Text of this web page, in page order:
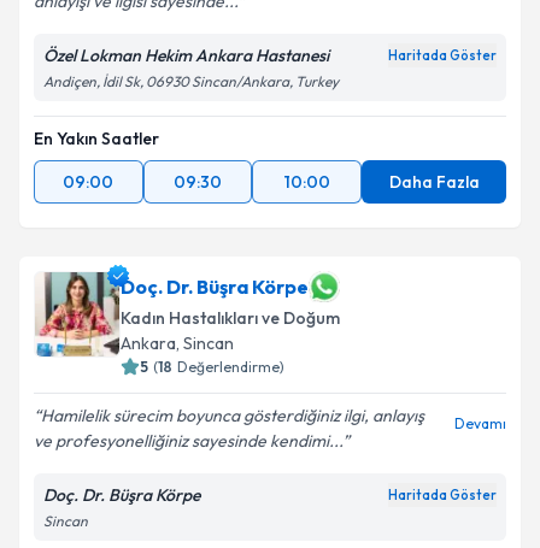
Özel Lokman Hekim Ankara Hastanesi Haritada Göster
Andiçen, İdil Sk, 06930 Sincan/Ankara, Turkey
En Yakın Saatler
09:00
09:30 10:00 Daha Fazla
Doç. Dr. Büşra Körpe
Kadın Hastalıkları ve Doğum
Ankara, Sincan
5 (18 Değerlendirme)
Hamilelik sürecim boyunca gösterdiğiniz ilgi, anlayış
ve profesyonelliğiniz sayesinde kendimi...
Devamı
Doç. Dr. Büşra Körpe Haritada Göster
Sincan